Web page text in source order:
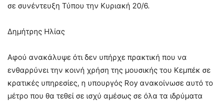
σε συνέντευξη Τύπου την Κυριακή 20/6.
Δημήτρης Ηλίας
Αφού ανακάλυψε ότι δεν υπήρχε πρακτική που να
ενθαρρύνει την κοινή χρήση της μουσικής του Κεμπέκ σε
κρατικές υπηρεσίες, η υπουργός Roy ανακοίνωσε αυτό το
μέτρο που θα τεθεί σε ισχύ αμέσως σε όλα τα ιδρύματα